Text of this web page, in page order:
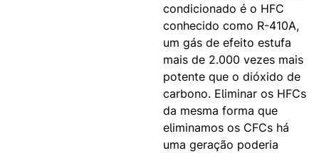
condicionado é o HFC
conhecido como R-410A,
um gás de efeito estufa
mais de 2.000 vezes mais
potente que o dióxido de
carbono. Eliminar os HFCs
da mesma forma que
eliminamos os CFCs há
uma geração poderia